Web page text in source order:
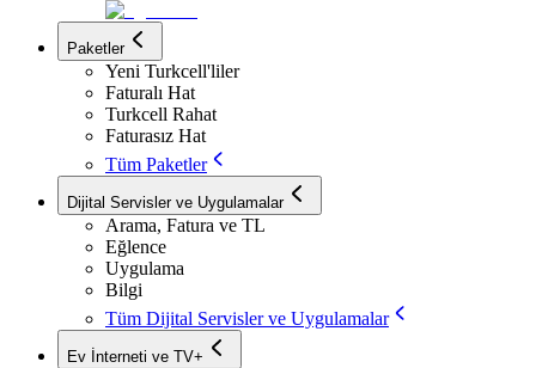
Paketler
Yeni Turkcell'liler
Faturalı Hat
Turkcell Rahat
Faturasız Hat
Tüm Paketler
Dijital Servisler ve Uygulamalar
Arama, Fatura ve TL
Eğlence
Uygulama
Bilgi
Tüm Dijital Servisler ve Uygulamalar
Ev İnterneti ve TV+